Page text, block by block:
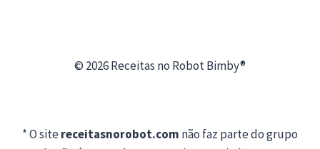
© 2026 Receitas no Robot Bimby®
* O sitereceitasnorobot.com não faz parte do grupo